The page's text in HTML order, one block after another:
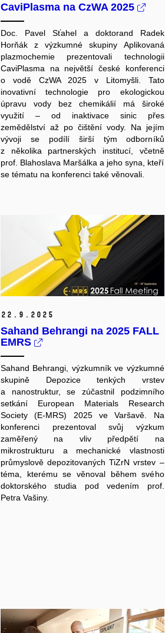
CaviPlasma na CzWA 2025
Doc. Pavel Sťahel a doktorand Radek
Horňák z výzkumné skupiny Aplikovaná
plazmochemie prezentovali technologii
CaviPlasma na největší české konferenci
o vodě CzWA 2025 v Litomyšli. Tato
inovativní technologie pro ekologickou
úpravu vody bez chemikálií má široké
využití – od inaktivace sinic přes
zemědělství až po čištění vody. Na jejím
vývoji se podílí širší tým odborníků
z několika partnerských institucí, včetně
prof. Blahoslava Maršálka a jeho syna, kteří
se tématu na konferenci také věnovali.
22. 9. 2025
Sahand Behrangi na 2025 FALL
EMRS
Sahand Behrangi, výzkumník ve výzkumné
skupině Depozice tenkých vrstev
a nanostruktur, se zúčastnil podzimního
setkání European Materials Research
Society (E-MRS) 2025 ve Varšavě. Na
konferenci prezentoval svůj výzkum
zaměřený na vliv předpětí na
mikrostrukturu a mechanické vlastnosti
průmyslově depozitovaných TiZrN vrstev –
téma, kterému se věnoval během svého
doktorského studia pod vedením prof.
Petra Vašiny.